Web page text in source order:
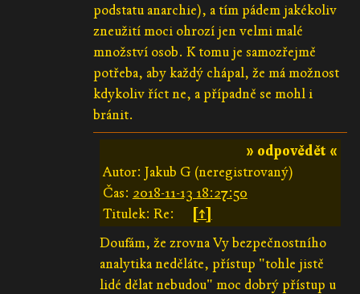
podstatu anarchie), a tím pádem jakékoliv
zneužití moci ohrozí jen velmi malé
množství osob. K tomu je samozřejmě
potřeba, aby každý chápal, že má možnost
kdykoliv říct ne, a případně se mohl i
bránit.
» odpovědět «
Autor: Jakub G (neregistrovaný)
Čas: 2018-11-13 18:27:50
Titulek: Re:
[↑]
Doufám, že zrovna Vy bezpečnostního
analytika neděláte, přístup "tohle jistě
lidé dělat nebudou" moc dobrý přístup u